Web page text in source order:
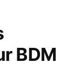
BDM